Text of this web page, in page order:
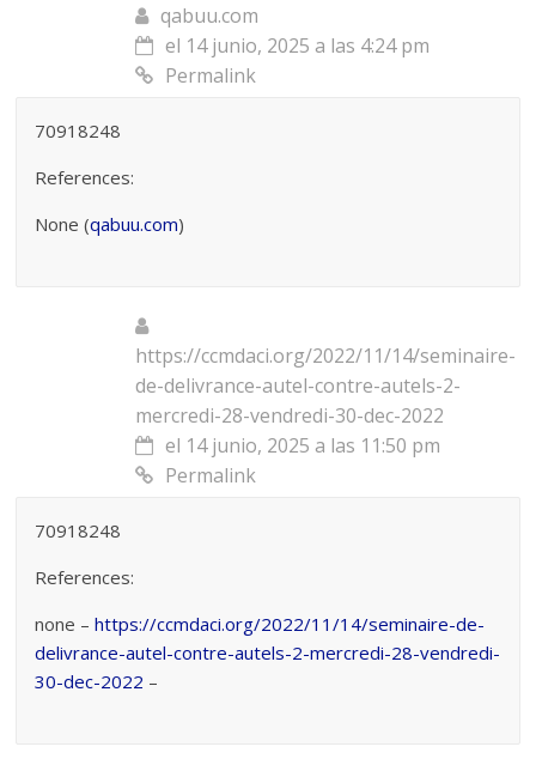
qabuu.com
el 14 junio, 2025 a las 4:24 pm
Permalink
70918248
References:
None (qabuu.com)
https://ccmdaci.org/2022/11/14/seminaire-
de-delivrance-autel-contre-autels-2-
mercredi-28-vendredi-30-dec-2022
el 14 junio, 2025 a las 11:50 pm
Permalink
70918248
References:
none –https://ccmdaci.org/2022/11/14/seminaire-de-
delivrance-autel-contre-autels-2-mercredi-28-vendredi-
30-dec-2022 –